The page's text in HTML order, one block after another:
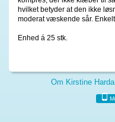
hvilket betyder at den ikke
moderat væskende sår.
Enhed á 25 stk.
Om Kirstine